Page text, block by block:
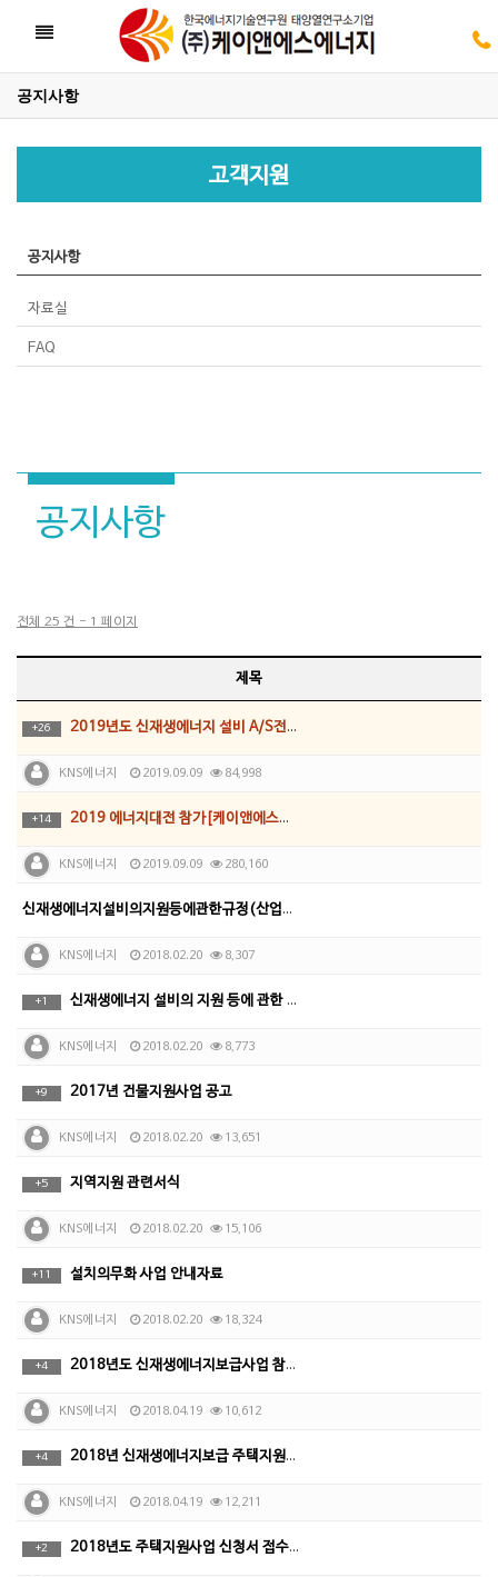
Toggle
공지사항
고객지원
공지사항
자료실
FAQ
공지사항
전체 25 건 - 1 페이지
제목
+26 2019년도 신재생에너지 설비 A/S전담업체 선정_케이…
KNS에너지 2019.09.09 84,998
+14 2019 에너지대전 참가[케이앤에스에너지]
KNS에너지 2019.09.09 280,160
신재생에너지설비의지원등에관한규정(산업통상자원부고시 제2…
KNS에너지 2018.02.20 8,307
+1 신재생에너지 설비의 지원 등에 관한 지침 (제2017-…
KNS에너지 2018.02.20 8,773
+9 2017년 건물지원사업 공고
KNS에너지 2018.02.20 13,651
+5 지역지원 관련서식
KNS에너지 2018.02.20 15,106
+11 설치의무화 사업 안내자료
KNS에너지 2018.02.20 18,324
+4 2018년도 신재생에너지보급사업 참여기업 선정결과
KNS에너지 2018.04.19 10,612
+4 2018년 신재생에너지보급 주택지원사업 공고(산업통산자…
KNS에너지 2018.04.19 12,211
+2 2018년도 주택지원사업 신청서 접수 안내